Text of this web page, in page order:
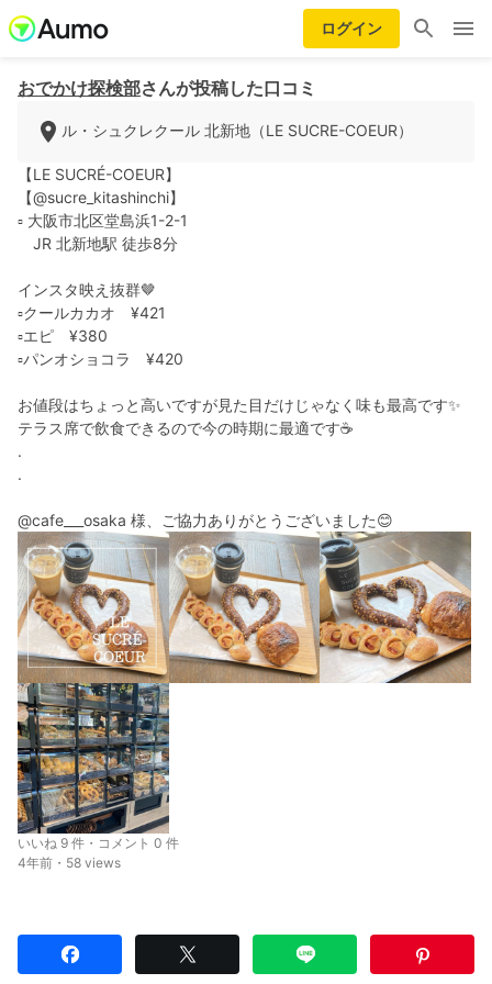
ログイン
おでかけ探検部さんが投稿した口コミ
ル・シュクレクール 北新地（LE SUCRE-COEUR）
【LE SUCRÉ-COEUR】
【@sucre_kitashinchi】
▫︎ 大阪市北区堂島浜1-2-1
JR 北新地駅 徒歩8分
インスタ映え抜群🤎
▫︎クールカカオ ¥421
▫︎エピ ¥380
▫︎パンオショコラ ¥420
お値段はちょっと高いですが見た目だけじゃなく味も最高です✨
テラス席で飲食できるので今の時期に最適です☕️
.
.
@cafe___osaka 様、ご協力ありがとうございました😊
いいね 9 件・コメント 0 件
4年前・58 views